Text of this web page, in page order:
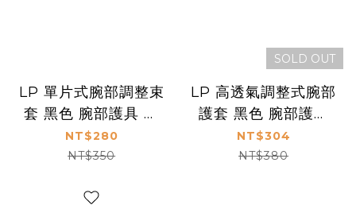
LP 單片式腕部調整束
套 黑色 腕部護具 護
腕 單支 753CN
NT$280
NT$350
SOLD OUT
LP 高透氣調整式腕部
護套 黑色 腕部護具
護腕 單支 753CAR1
NT$304
NT$380